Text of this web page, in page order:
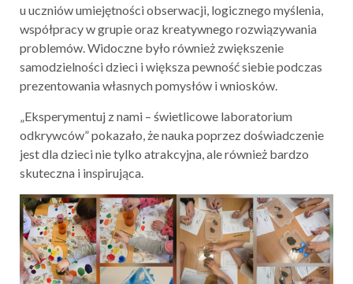
u uczniów umiejętności obserwacji, logicznego myślenia,
współpracy w grupie oraz kreatywnego rozwiązywania
problemów. Widoczne było również zwiększenie
samodzielności dzieci i większa pewność siebie podczas
prezentowania własnych pomysłów i wniosków.
„Eksperymentuj z nami – świetlicowe laboratorium
odkrywców” pokazało, że nauka poprzez doświadczenie
jest dla dzieci nie tylko atrakcyjna, ale również bardzo
skuteczna i inspirująca.